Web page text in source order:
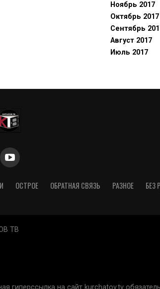
Ноябрь 2017
Октябрь 2017
Сентябрь
Август 2017
Июль 2017
ОСТРОЕ ОБРАТНАЯ СВЯЗЬ РАЗНОЕ БЕЗ
ТВ
гиперссылка на сайт kurchatov.tv